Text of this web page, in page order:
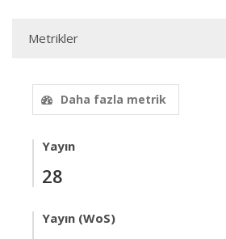
Metrikler
Daha fazla metrik
Yayın
28
Yayın (WoS)